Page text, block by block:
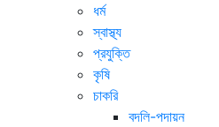
ধর্ম
স্বাস্থ্য
প্রযুক্তি
কৃষি
চাকরি
বদলি-পদায়ন